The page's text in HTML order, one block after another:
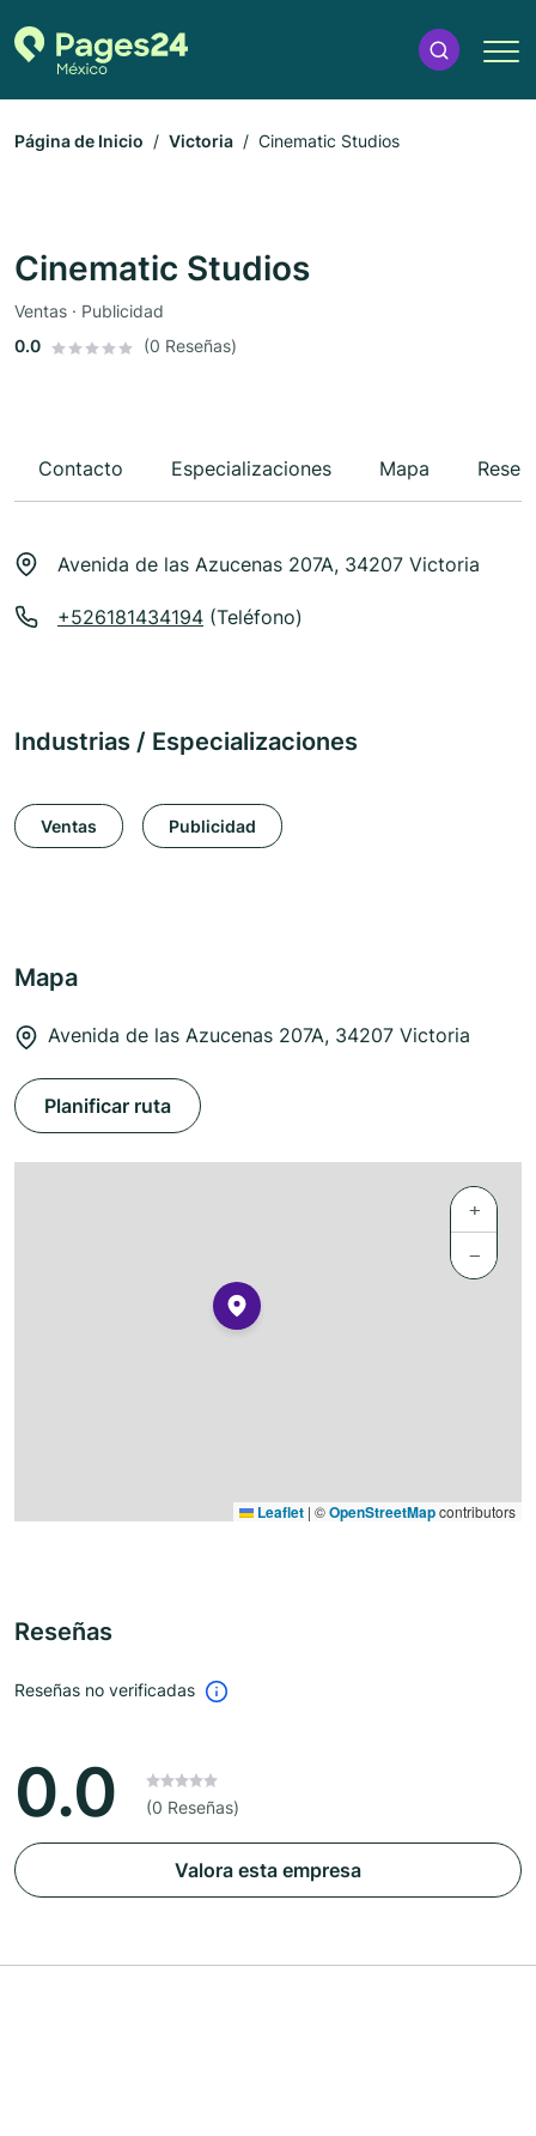
Página de Inicio Victoria Cinematic Studios
Cinematic Studios
Ventas · Publicidad
0.0
(0 Reseñas)
Contacto Especializaciones Mapa
Avenida de las Azucenas 207A, 34207 Victoria
+526181434194 (Teléfono)
Industrias / Especializaciones
Ventas Publicidad
Mapa
Avenida de las Azucenas 207A, 34207 Victoria
Planificar ruta
+
−
Leaflet | ©OpenStreetMapcontributors
Reseñas
Reseñas no verificadas
0.0 (0 Reseñas)
Valora esta empresa